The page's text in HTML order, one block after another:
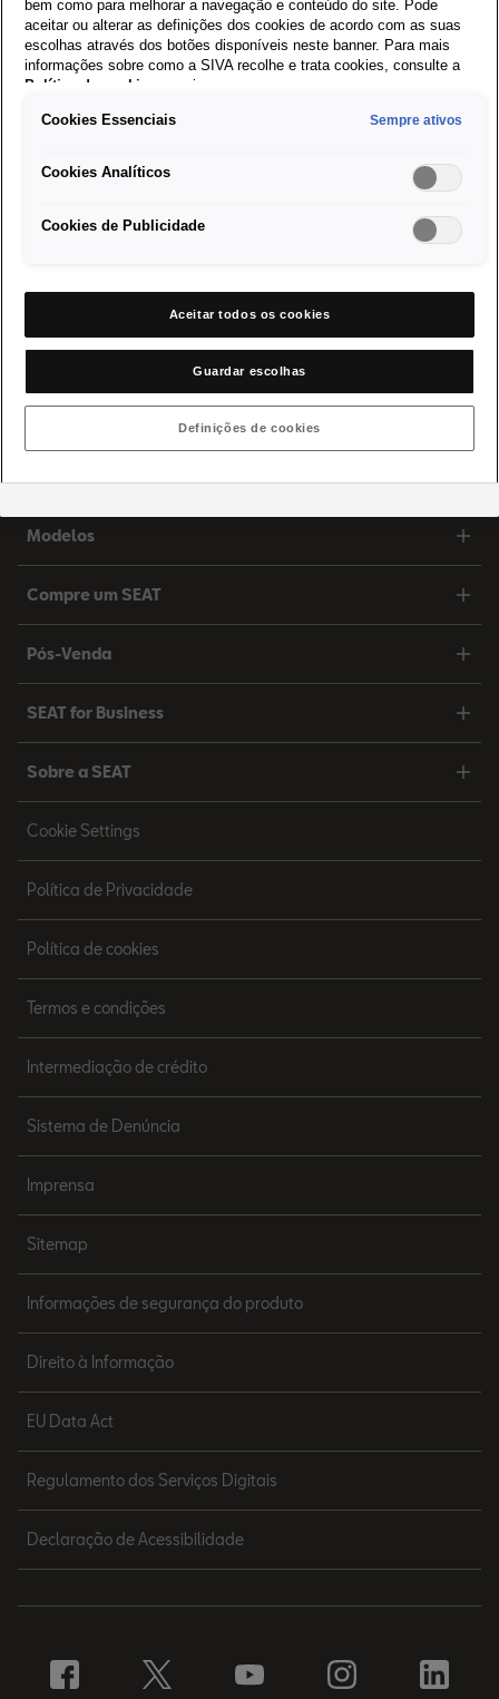
de um motor de controlar a qualidade dos gases de escape
durante a operação. Desde a introdução do EURO 3, todos os
automóveis de passageiros devem ter o chamado diagnóstico
escape, como a sonda lambda ou o conversor catalítico. Em
caso de avaria, o condutor é informado através de um aviso e
Voltar ao Menu Principal
Modelos
Compre um SEAT
Pós-Venda
SEAT for Business
Sobre a SEAT
Cookie Settings
Política de Privacidade
Política de cookies
Termos e condições
Intermediação de crédito
Sistema de Denúncia
Imprensa
Sitemap
Informações de segurança do produto
Direito à Informação
EU Data Act
Regulamento dos Serviços Digitais
Declaração de Acessibilidade
bem como para melhorar a navegação e conteúdo do site. Pode
aceitar ou alterar as definições dos cookies de acordo com as suas
escolhas através dos botões disponíveis neste banner. Para mais
informações sobre como a SIVA recolhe e trata cookies, consulte a
Política de cookies
em vigor.
Cookies Essenciais Sempre ativos
Cookies Analíticos
Cookies de Publicidade
Aceitar todos os cookies
Guardar escolhas
Definições de cookies